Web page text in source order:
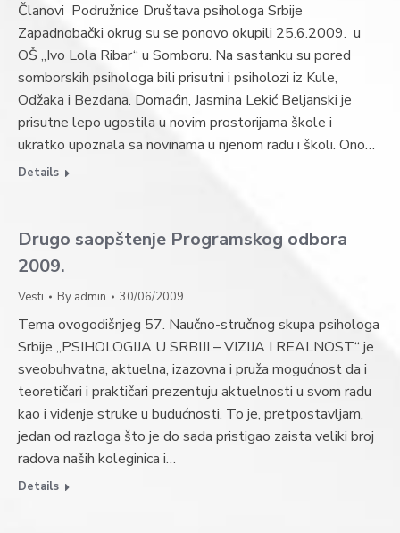
Članovi Podružnice Društava psihologa Srbije
Zapadnobački okrug su se ponovo okupili 25.6.2009. u
OŠ „Ivo Lola Ribar“ u Somboru. Na sastanku su pored
somborskih psihologa bili prisutni i psiholozi iz Kule,
Odžaka i Bezdana. Domaćin, Jasmina Lekić Beljanski je
prisutne lepo ugostila u novim prostorijama škole i
ukratko upoznala sa novinama u njenom radu i školi. Ono…
Details
Drugo saopštenje Programskog odbora
2009.
Vesti By admin 30/06/2009
Tema ovogodišnjeg 57. Naučno-stručnog skupa psihologa
Srbije „PSIHOLOGIJA U SRBIJI – VIZIJA I REALNOST“ je
sveobuhvatna, aktuelna, izazovna i pruža mogućnost da i
teoretičari i praktičari prezentuju aktuelnosti u svom radu
kao i viđenje struke u budućnosti. To je, pretpostavljam,
jedan od razloga što je do sada pristigao zaista veliki broj
radova naših koleginica i…
Details